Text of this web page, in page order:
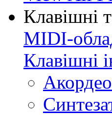
Клавішні
MIDI-
Клавішні